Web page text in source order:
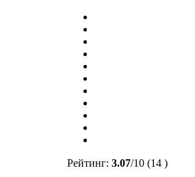
Рейтинг: 3.07/10 (14 )